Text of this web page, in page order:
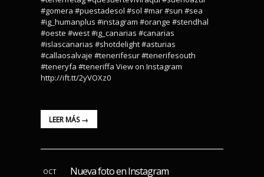
#gomera #puestadesol #sol #mar #sun #sea
#ig_humanplus #instagram #orange #stendhal
#oeste #west #ig_canarias #canarias
#islascanarias #shotdelight #asturias
#callaosalvaje #tenerifesur #tenerifesouth
#teneryfa #teneriffa View on Instagram
http://ift.tt/2yVOXz0
LEER MÁS →
OCT Nueva foto en Instagram